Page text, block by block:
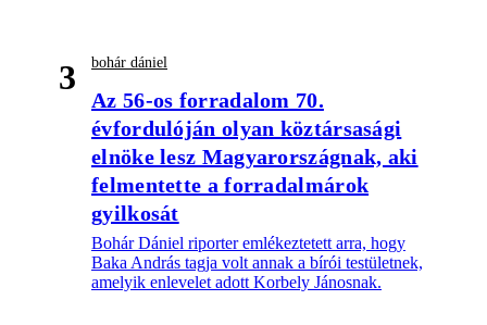
3 bohár dániel
Az 56-os forradalom 70.
évfordulóján olyan köztársasági
elnöke lesz Magyarországnak, aki
felmentette a forradalmárok
gyilkosát
Bohár Dániel riporter emlékeztetett arra, hogy
Baka András tagja volt annak a bírói testületnek,
amelyik enlevelet adott Korbely Jánosnak.